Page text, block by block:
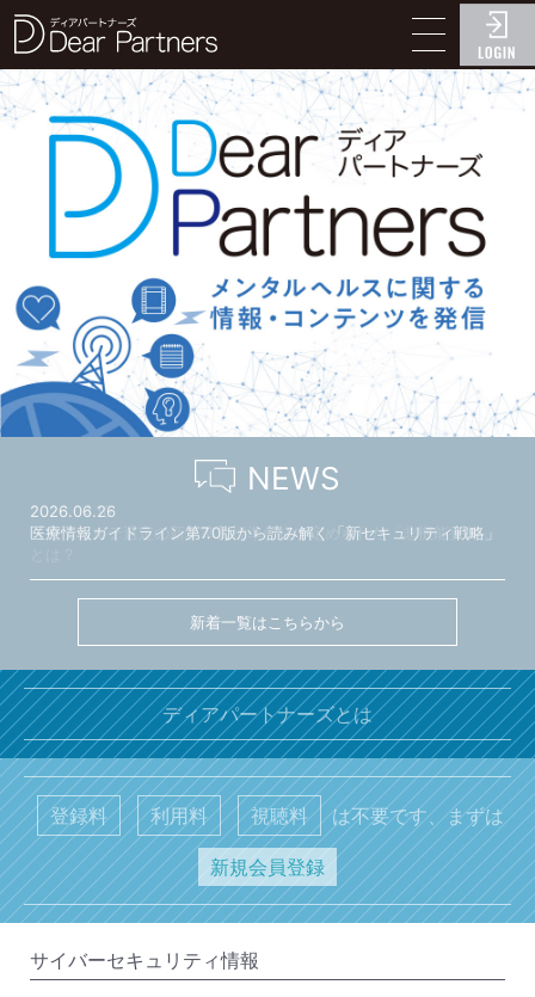
ディアパートナーズ
NEWS
2026.06.26
医療情報ガイドライン第7.0版から読み解く「新セキュリティ戦略」
2026.04.10
【電子カルテ選定の新基準】標準仕様で定められた「非機能要件」
新着一覧はこちらから
ディアパートナーズとは
登録料 利用料 視聴料 は不要です、まずは
新規会員登録
サイバーセキュリティ情報